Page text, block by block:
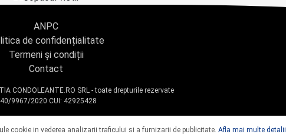
ANPC
de confidențialitate
Termeni și condiții
Contact
CONDOLEANTE.RO SRL - toate drepturile rezervate
9967/2020 CUI: 42925428
cookie in vederea analizarii traficului si a furnizarii de publicitate. Afla mai multe detalii